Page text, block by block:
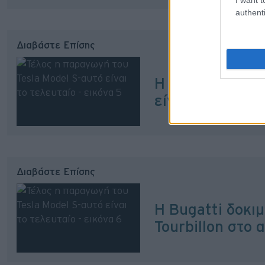
Διαβάστε Επίσης
Η Xiaomi
είναι το
Διαβάστε Επίσης
Η Bugatti
Tourbillon στο